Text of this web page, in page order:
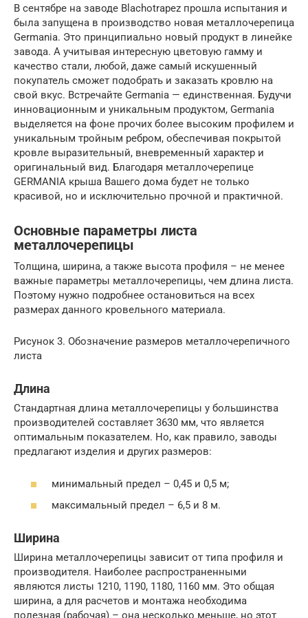
В сентябре на заводе Blachotrapez прошла испытания и
была запущена в производство новая металлочерепица
Germania. Это принципиально новый продукт в линейке
завода. А учитывая интересную цветовую гамму и
качество стали, любой, даже самый искушенный
покупатель сможет подобрать и заказать кровлю на
свой вкус. Встречайте Germania — единственная. Будучи
инновационным и уникальным продуктом, Germania
выделяется на фоне прочих более высоким профилем и
уникальным тройным ребром, обеспечивая покрытой
кровле выразительный, вневременный характер и
оригинальный вид. Благодаря металлочерепице
GERMANIA крыша Вашего дома будет не только
красивой, но и исключительно прочной и практичной.
Основные параметры листа
металлочерепицы
Толщина, ширина, а также высота профиля – не менее
важные параметры металлочерепицы, чем длина листа.
Поэтому нужно подробнее остановиться на всех
размерах данного кровельного материала.
Рисунок 3. Обозначение размеров металлочерепичного
листа
Длина
Стандартная длина металлочерепицы у большинства
производителей составляет 3630 мм, что является
оптимальным показателем. Но, как правило, заводы
предлагают изделия и других размеров:
минимальный предел – 0,45 и 0,5 м;
максимальный предел – 6,5 и 8 м.
Ширина
Ширина металлочерепицы зависит от типа профиля и
производителя. Наиболее распространенными
являются листы 1210, 1190, 1180, 1160 мм. Это общая
ширина, а для расчетов и монтажа необходима
полезная (рабочая) – она несколько меньше, но этот